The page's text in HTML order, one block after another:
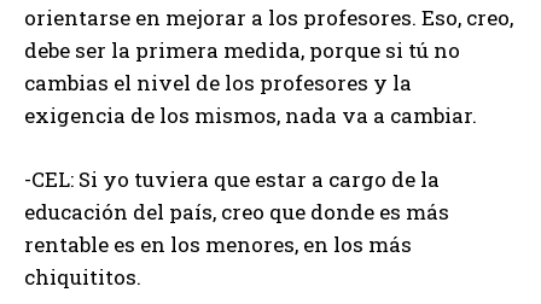
orientarse en mejorar a los profesores. Eso, creo,
debe ser la primera medida, porque si tú no
cambias el nivel de los profesores y la
exigencia de los mismos, nada va a cambiar.
-CEL: Si yo tuviera que estar a cargo de la
educación del país, creo que donde es más
rentable es en los menores, en los más
chiquititos.